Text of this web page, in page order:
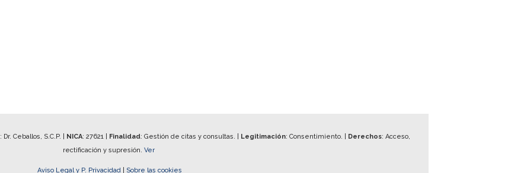
: Dr. Ceballos, S.C.P. | NICA: 27621| Finalidad: Gestión de citas y consultas. | Legitimación: Consentimiento. | Derechos: Acceso,
rectificación y supresión. Ver
Aviso Legal y P. Privacidad Sobre las cookies